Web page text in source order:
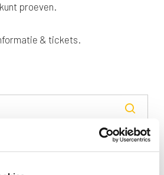
proeven.
& tickets.